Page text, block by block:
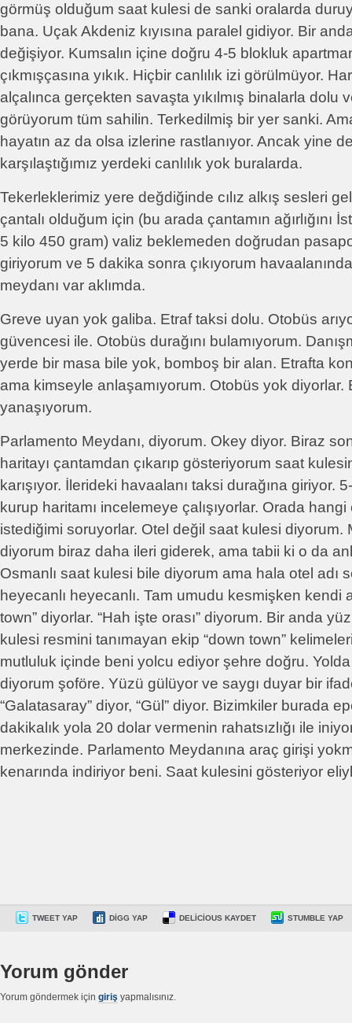
görmüş olduğum saat kulesi de sanki oralarda
bana. Uçak Akdeniz kıyısına paralel gidiyor. Bir
değişiyor. Kumsalın içine doğru 4-5 blokluk
çıkmışçasına yıkık. Hiçbir canlılık izi görülmüyor.
alçalınca gerçekten savaşta yıkılmış binalarla dolu
görüyorum tüm sahilin. Terkedilmiş bir yer sanki.
hayatın az da olsa izlerine rastlanıyor. Ancak yine
karşılaştığımız yerdeki canlılık yok buralarda.
Tekerleklerimiz yere değdiğinde cılız alkış sesleri
çantalı olduğum için (bu arada çantamın ağırlığını
5 kilo 450 gram) valiz beklemeden doğrudan
giriyorum ve 5 dakika sonra çıkıyorum
meydanı var aklımda.
Greve uyan yok galiba. Etraf taksi dolu. Otobüs
güvencesi ile. Otobüs durağını bulamıyorum.
yerde bir masa bile yok, bomboş bir alan. Etrafta
ama kimseyle anlaşamıyorum. Otobüs yok diyorlar.
yanaşıyorum.
Parlamento Meydanı, diyorum. Okey diyor. Biraz
haritayı çantamdan çıkarıp gösteriyorum saat
karışıyor. İlerideki havaalanı taksi durağına giriyor.
kurup haritamı incelemeye çalışıyorlar. Orada
istediğimi soruyorlar. Otel değil saat kulesi diyorum.
diyorum biraz daha ileri giderek, ama tabii ki o da
Osmanlı saat kulesi bile diyorum ama hala otel adı
heyecanlı heyecanlı. Tam umudu kesmişken kendi
town” diyorlar. “Hah işte orası” diyorum. Bir anda
kulesi resmini tanımayan ekip “down town”
mutluluk içinde beni yolcu ediyor şehre doğru.
diyorum şoföre. Yüzü gülüyor ve saygı duyar bir
“Galatasaray” diyor, “Gül” diyor. Bizimkiler burada
dakikalık yola 20 dolar vermenin rahatsızlığı ile
merkezinde. Parlamento Meydanına araç girişi
kenarında indiriyor beni. Saat kulesini gösteriyor
TWEET YAP DIGG YAP DELICIOUS KAYDET STUMBLE YAP
Yorum gönder
Yorum göndermek için giriş yapmalısınız.